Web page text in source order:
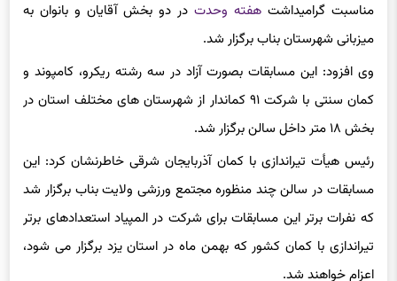
میزبانی شهرستان بناب برگزار شد.
وی افزود: این مسابقات بصورت آزاد در سه رشته ریکرو، کامپوند و
کمان سنتی با شرکت ۹۱ کماندار از شهرستان های مختلف استان در
بخش ۱۸ متر داخل سالن برگزار شد.
رئیس هیأت تیراندازی با کمان آذربایجان شرقی خاطرنشان کرد: این
مسابقات در سالن چند منظوره مجتمع ورزشی ولایت بناب برگزار شد
که نفرات برتر این مسابقات برای شرکت در المپیاد استعدادهای برتر
تیراندازی با کمان کشور که بهمن ماه در استان یزد برگزار می شود،
اعزام خواهند شد.